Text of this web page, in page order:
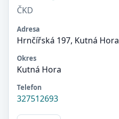
ČKD
Adresa
Hrnčířská 197, Kutná Hora
Okres
Kutná Hora
Telefon
327512693